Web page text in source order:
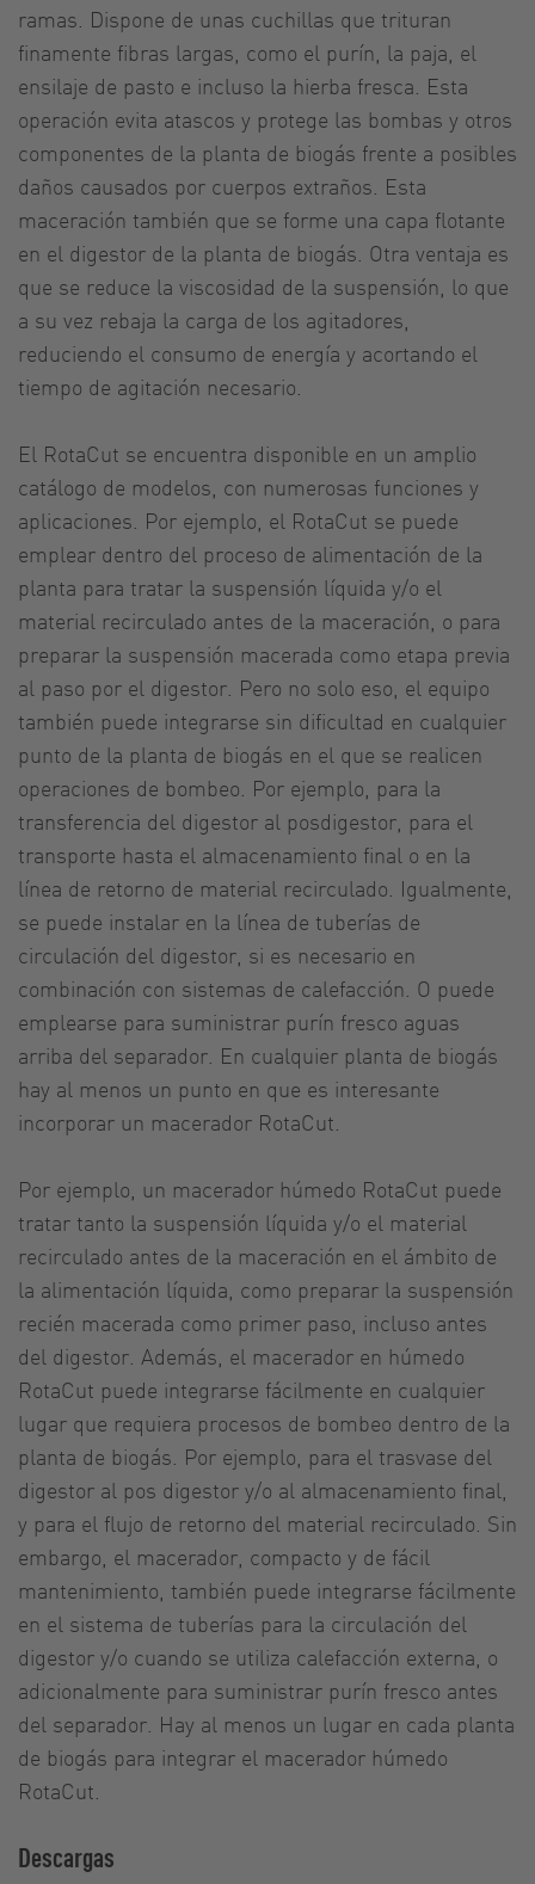
ramas. Dispone de unas cuchillas que trituran
finamente fibras largas, como el purín, la paja, el
ensilaje de pasto e incluso la hierba fresca. Esta
operación evita atascos y protege las bombas y otros
componentes de la planta de biogás frente a posibles
daños causados por cuerpos extraños. Esta
maceración también que se forme una capa flotante
en el digestor de la planta de biogás. Otra ventaja es
que se reduce la viscosidad de la suspensión, lo que
a su vez rebaja la carga de los agitadores,
reduciendo el consumo de energía y acortando el
tiempo de agitación necesario.
El RotaCut se encuentra disponible en un amplio
catálogo de modelos, con numerosas funciones y
aplicaciones. Por ejemplo, el RotaCut se puede
emplear dentro del proceso de alimentación de la
planta para tratar la suspensión líquida y/o el
material recirculado antes de la maceración, o para
preparar la suspensión macerada como etapa previa
al paso por el digestor. Pero no solo eso, el equipo
también puede integrarse sin dificultad en cualquier
punto de la planta de biogás en el que se realicen
operaciones de bombeo. Por ejemplo, para la
transferencia del digestor al posdigestor, para el
transporte hasta el almacenamiento final o en la
línea de retorno de material recirculado. Igualmente,
se puede instalar en la línea de tuberías de
circulación del digestor, si es necesario en
combinación con sistemas de calefacción. O puede
emplearse para suministrar purín fresco aguas
arriba del separador. En cualquier planta de biogás
hay al menos un punto en que es interesante
incorporar un macerador RotaCut.
Por ejemplo, un macerador húmedo RotaCut puede
tratar tanto la suspensión líquida y/o el material
recirculado antes de la maceración en el ámbito de
la alimentación líquida, como preparar la suspensión
recién macerada como primer paso, incluso antes
del digestor. Además, el macerador en húmedo
RotaCut puede integrarse fácilmente en cualquier
lugar que requiera procesos de bombeo dentro de la
planta de biogás. Por ejemplo, para el trasvase del
digestor al pos digestor y/o al almacenamiento final,
y para el flujo de retorno del material recirculado. Sin
embargo, el macerador, compacto y de fácil
mantenimiento, también puede integrarse fácilmente
en el sistema de tuberías para la circulación del
digestor y/o cuando se utiliza calefacción externa, o
adicionalmente para suministrar purín fresco antes
del separador. Hay al menos un lugar en cada planta
de biogás para integrar el macerador húmedo
RotaCut.
Descargas